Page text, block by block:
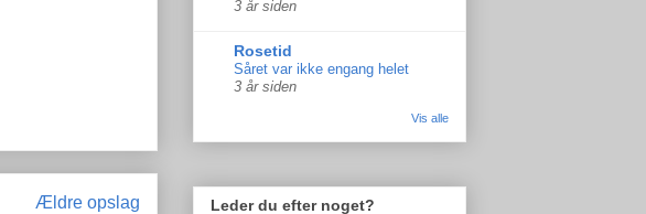
Ældre opslag
3 år siden
Rosetid
Såret var ikke engang helet
3 år siden
Vis alle
Leder du efter noget?